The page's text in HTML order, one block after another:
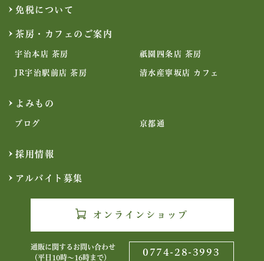
免税について
茶房・カフェのご案内
宇治本店 茶房 祇園四条店 茶房
JR宇治駅前店 茶房 清水産寧坂店 カフェ
よみもの
ブログ 京都通
採用情報
アルバイト募集
オンラインショップ
通販に関するお問い合わせ
（平日10時〜16時まで）
0774-28-3993